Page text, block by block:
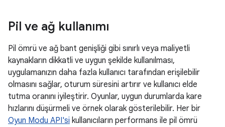
Pil ve ağ kullanımı
Pil ömrü ve ağ bant genişliği gibi sınırlı veya maliyetli
kaynakların dikkatli ve uygun şekilde kullanılması,
uygulamanızın daha fazla kullanıcı tarafından erişilebilir
olmasını sağlar, oturum süresini artırır ve kullanıcı elde
tutma oranını iyileştirir. Oyunlar, uygun durumlarda kare
hızlarını düşürmeli ve örnek olarak gösterilebilir. Her bir
Oyun Modu API'si kullanıcıların performans ile pil ömrü